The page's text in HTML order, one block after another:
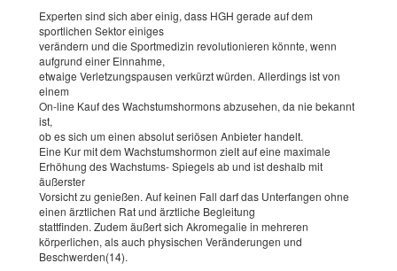
Experten sind sich aber einig, dass HGH gerade auf dem
sportlichen Sektor einiges
verändern und die Sportmedizin revolutionieren könnte, wenn
aufgrund einer Einnahme,
etwaige Verletzungspausen verkürzt würden. Allerdings ist von
einem
On-line Kauf des Wachstumshormons abzusehen, da nie bekannt
ist,
ob es sich um einen absolut seriösen Anbieter handelt.
Eine Kur mit dem Wachstumshormon zielt auf eine maximale
Erhöhung des Wachstums- Spiegels ab und ist deshalb mit
äußerster
Vorsicht zu genießen. Auf keinen Fall darf das Unterfangen ohne
einen ärztlichen Rat und ärztliche Begleitung
stattfinden. Zudem äußert sich Akromegalie in mehreren
körperlichen, als auch physischen Veränderungen und
Beschwerden(14).